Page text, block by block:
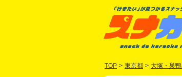
TOP > 東京都 > 大塚・巣